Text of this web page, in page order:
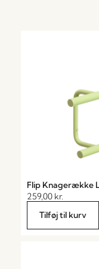
Flip Knagerække
259,00 kr.
Tilføj til kurv